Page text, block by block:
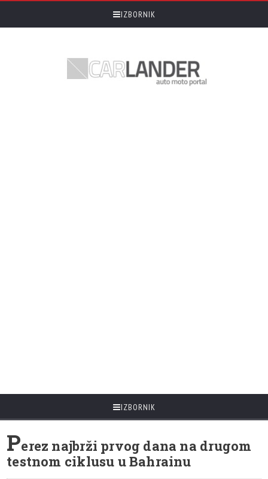
IZBORNIK
IZBORNIK
Perez najbrži prvog dana na drugom
testnom ciklusu u Bahrainu